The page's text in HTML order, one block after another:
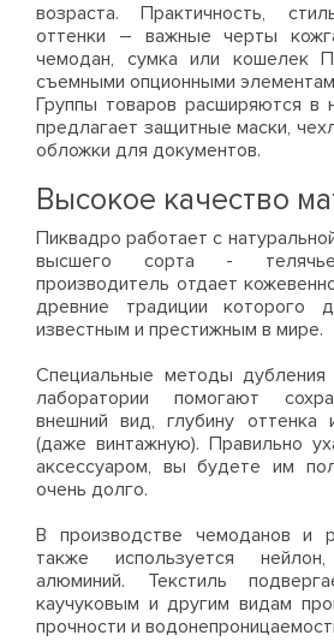
возраста. Практичность,
оттенки – важные черты
чемодан, сумка или кошелек
съемными опционными
Группы товаров расширяются в
предлагает защитные маски,
обложки для документов.
Высокое качество
Пиквадро работает с
высшего сорта -
производитель отдает
древние традиции которого
известным и престижным в мире.
Специальные методы
лаборатории помогают
внешний вид, глубину оттенка
(даже винтажную). Правильно
аксессуаром, вы будете им
очень долго.
В производстве чемоданов и
также используется
алюминий. Текстиль
каучуковым и другим видам
прочности и